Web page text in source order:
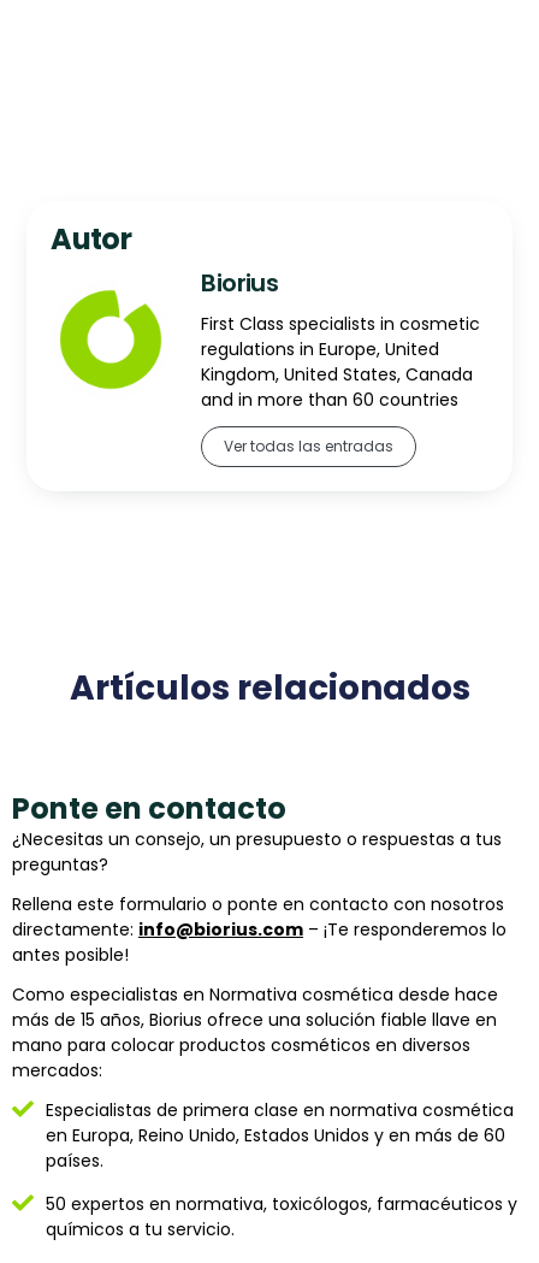
Autor
Biorius
First Class specialists in cosmetic
regulations in Europe, United
Kingdom, United States, Canada
and in more than 60 countries
Ver todas las entradas
Artículos relacionados
Ponte en contacto
¿Necesitas un consejo, un presupuesto o respuestas a tus
preguntas?
Rellena este formulario o ponte en contacto con nosotros
directamente: info@biorius.com – ¡Te responderemos lo
antes posible!
Como especialistas en Normativa cosmética desde hace
más de 15 años, Biorius ofrece una solución fiable llave en
mano para colocar productos cosméticos en diversos
mercados:
Especialistas de primera clase en normativa cosmética
en Europa, Reino Unido, Estados Unidos y en más de 60
países.
50 expertos en normativa, toxicólogos, farmacéuticos y
químicos a tu servicio.